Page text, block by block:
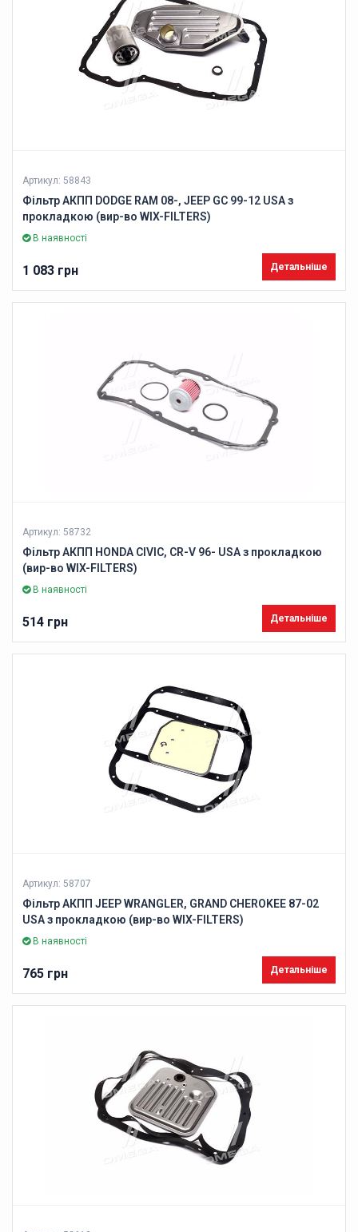
Артикул: 58843
Фільтр АКПП DODGE RAM 08-, JEEP GC 99-12 USA з
прокладкою (вир-во WIX-FILTERS)
В наявності
1 083 грн Детальніше
Артикул: 58732
Фільтр АКПП HONDA CIVIC, CR-V 96- USA з прокладкою
(вир-во WIX-FILTERS)
В наявності
514 грн Детальніше
Артикул: 58707
Фільтр АКПП JEEP WRANGLER, GRAND CHEROKEE 87-02
USA з прокладкою (вир-во WIX-FILTERS)
В наявності
765 грн Детальніше